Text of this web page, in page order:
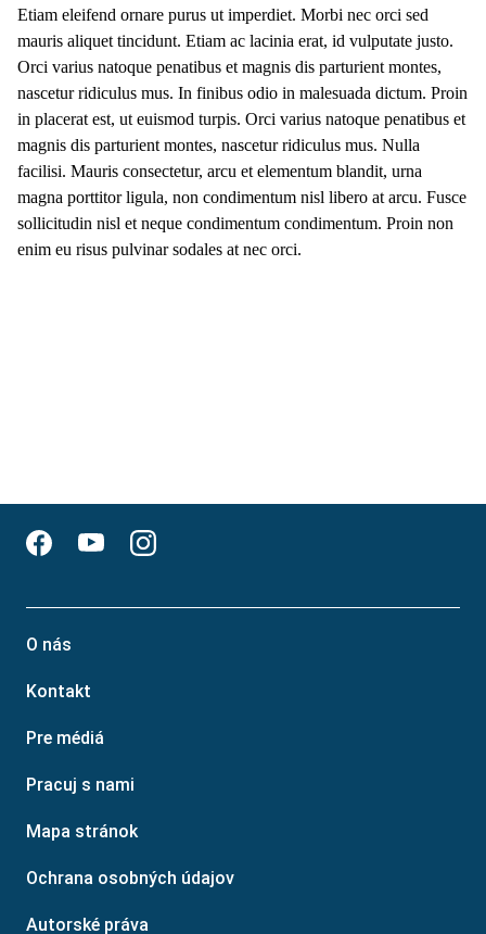
Etiam eleifend ornare purus ut imperdiet. Morbi nec orci sed
mauris aliquet tincidunt. Etiam ac lacinia erat, id vulputate justo.
Orci varius natoque penatibus et magnis dis parturient montes,
nascetur ridiculus mus. In finibus odio in malesuada dictum. Proin
in placerat est, ut euismod turpis. Orci varius natoque penatibus et
magnis dis parturient montes, nascetur ridiculus mus. Nulla
facilisi. Mauris consectetur, arcu et elementum blandit, urna
magna porttitor ligula, non condimentum nisl libero at arcu. Fusce
sollicitudin nisl et neque condimentum condimentum. Proin non
enim eu risus pulvinar sodales at nec orci.
O nás
Kontakt
Pre médiá
Pracuj s nami
Mapa stránok
Ochrana osobných údajov
Autorské práva